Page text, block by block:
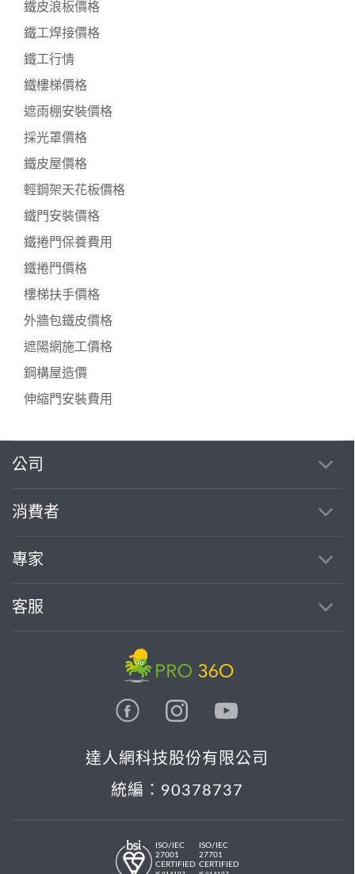
鐵皮浪板價格
鐵工焊接價格
鐵工行情
鐵樓梯價格
遮雨棚安裝價格
採光罩價格
鐵皮屋價格
輕鋼架天花板價格
鐵門安裝價格
鐵捲門保養費用
鐵捲門價格
樓梯扶手價格
外牆包鐵皮價格
遮陽網施工價格
鋼構屋造價
伸縮門安裝費用
公司
消費者
專家
客服
達人網科技股份有限公司
統編：90378737
ISO/IEC
27001
CERTIFIED
ISO/IEC
27701
CERTIFIED